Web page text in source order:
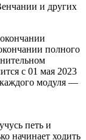
и других
полного
с 01 мая 2023
каждого модуля —
петь и
начинает ходить